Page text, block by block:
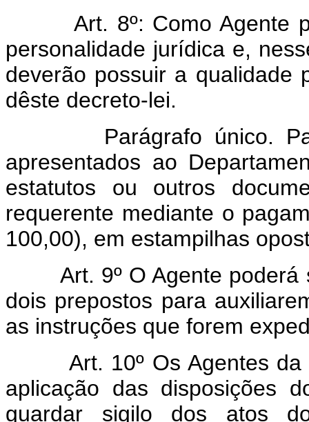
Art. 8º: Como Agente
personalidade jurídica e,
deverão possuir a qualidade
dêste decreto-lei.
Parágrafo único. Para
apresentados ao
estatutos ou outros
requerente mediante o
100,00), em estampilhas
Art. 9º O Agente
dois prepostos para
as instruções que forem
Art. 10º Os Agentes
aplicação das disposições
guardar sigilo dos atos